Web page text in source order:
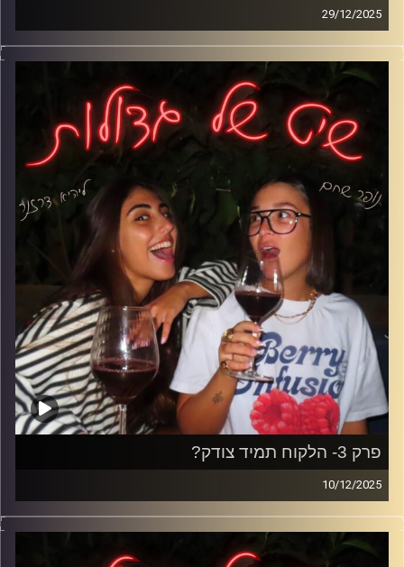
29/12/2025
אם אי פעם שכבת במיטה וניהלת ריב עם עצמך על משהו
שקרה לפני שנים- זה הפרק שלך. מחשבות יתר, סרטים שרצים
בלילה, הודעות עם יותר מדי משמעות ופחדים שיוצאים רק
כששקט.
על קנאה, אשמה, פחד להצליח ופחד להיתקע, ועל הראש
שעובד שעות נוספות גם כשאין סיבה אמיתית.
קרדיט תמונות: נופר שחם
פרק 3- הלקוח תמיד צודק?
10/12/2025
הפעם אנחנו צוללות לעולם השירות כמו שהוא באמת;
משמרות מפוצצות, לקוחות שחושבים שהכול מגיע להם,
רגעים הזויים, דייטים מביכים וטיפים שמספרים את כל האמת.